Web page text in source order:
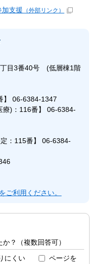
支援 （外部リンク）
目3番40号 (低層棟1階
】 06-6384-1347
療)：116番】 06-6384-
：115番】 06-6384-
ご利用ください。
？（複数回答可）
にくい
ページを